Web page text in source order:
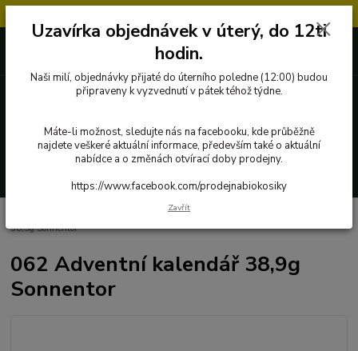
727 862 655, 737 283 505
Byliny, čaje, koření
38,9g Sonnentor
062 Adventní kalendář 38,9g
Sonnentor
Uzavírka objednávek v úterý, do 12ti
hodin.
Naši milí, objednávky přijaté do úterního poledne (12:00) budou
připraveny k vyzvednutí v pátek téhož týdne.
Máte-li možnost, sledujte nás na facebooku, kde průběžně
najdete veškeré aktuální informace, především také o aktuální
nabídce a o změnách otvírací doby prodejny.
https://www.facebook.com/prodejnabiokosiky
Zavřít